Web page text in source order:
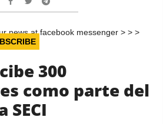
news at facebook messenger > > >
300
como parte del
SECI